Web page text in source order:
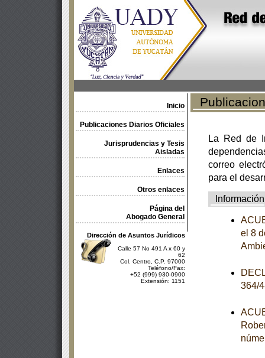
Inicio
Publicaciones Diarios Oficiales
Jurisprudencias y Tesis
Aisladas
Enlaces
Otros enlaces
Página del
Abogado General
Dirección de Asuntos Jurídicos
Calle 57 No 491 A x 60 y
62
Col. Centro, C.P. 97000
Teléfono/Fax:
+52 (999) 930-0900
Extensión: 1151
La Red de
correo
para el
Información
el 8
364/